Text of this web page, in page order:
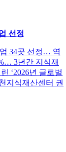
선정
34곳 선정… 역
3년간 지식재
‘2026년 글로벌
지식재산센터 권